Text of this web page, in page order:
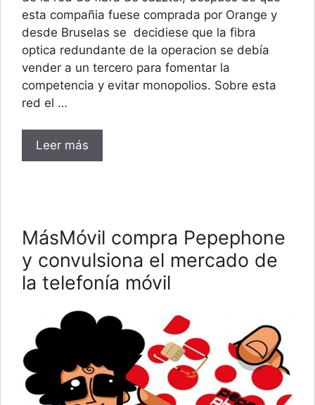
esta compañia fuese comprada por Orange y
desde Bruselas se decidiese que la fibra
optica redundante de la operacion se debía
vender a un tercero para fomentar la
competencia y evitar monopolios. Sobre esta
red el …
Leer más
MásMóvil compra Pepephone
y convulsiona el mercado de
la telefonía móvil